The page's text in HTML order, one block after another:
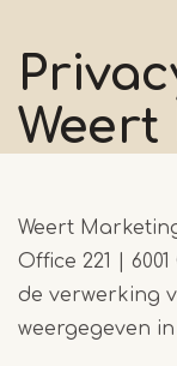
Weert
Office 221 |
de verwerking
weergegeven